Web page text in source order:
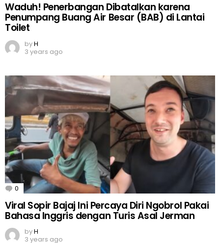
Waduh! Penerbangan Dibatalkan karena
Penumpang Buang Air Besar (BAB) di Lantai
Toilet
byH
3 years ago
0 Comments
Viral Sopir Bajaj Ini Percaya Diri Ngobrol Pakai
Bahasa Inggris dengan Turis Asal Jerman
byH
3 years ago